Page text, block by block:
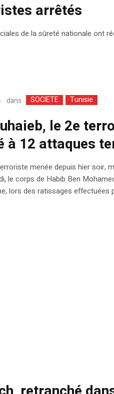
arrêtés
de la sûreté nationale
dans SOCIETE Tunisie
le 2e
à 12 attaques
menée depuis hier soir,
le corps de Habib Ben
lors des ratissages